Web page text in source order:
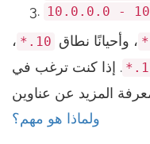
10.0.0.0 -
، وأحيانًا نطاق 10.*
،
. إذا كنت ترغب في
ولماذا هو مهم؟